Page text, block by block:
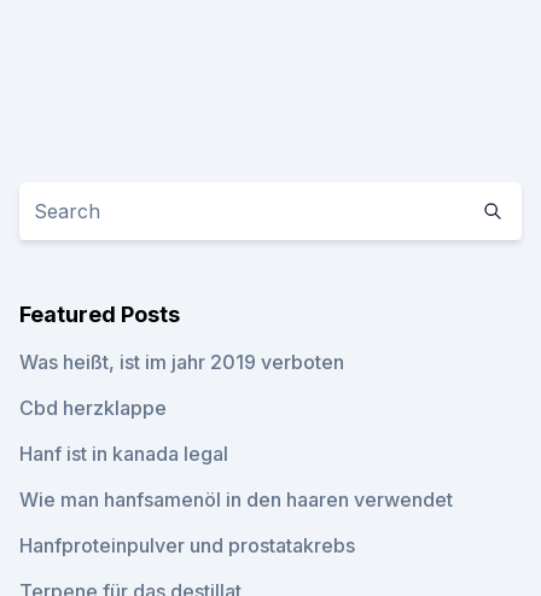
Featured Posts
Was heißt, ist im jahr 2019 verboten
Cbd herzklappe
Hanf ist in kanada legal
Wie man hanfsamenöl in den haaren verwendet
Hanfproteinpulver und prostatakrebs
Terpene für das destillat